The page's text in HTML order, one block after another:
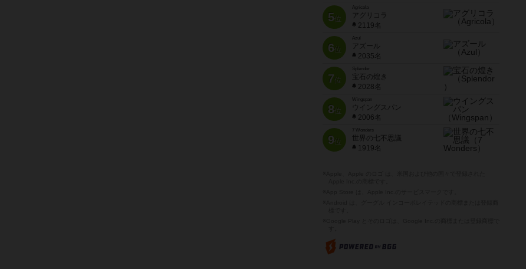
5位
Agricola
アグリコラ
2119名
6位
Azul
アズール
2035名
7位
宝石の煌き
2028名
8位
Wingspan
ウイングスパン
2006名
9位
7 Wonders
世界の七不思議
1919名